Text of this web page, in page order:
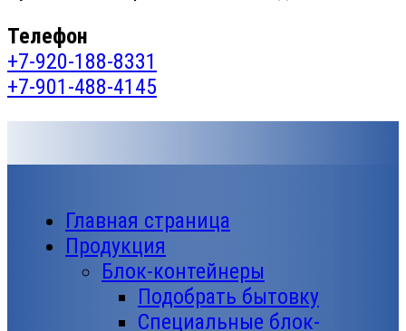
Телефон
+7-920-188-8331
+7-901-488-4145
Главная страница
Продукция
Блок-контейнеры
Подобрать бытовку
Специальные блок-